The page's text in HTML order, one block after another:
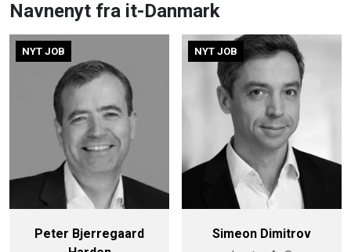
Navnenyt fra it-Danmark
NYT JOB
Peter Bjerregaard
NYT JOB
Simeon Dimitrov